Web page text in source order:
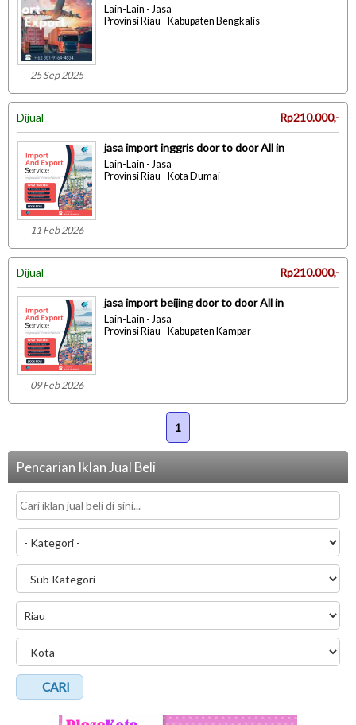
25 Sep 2025
Lain-Lain - Jasa
Provinsi Riau - Kabupaten Bengkalis
Dijual Rp210.000,-
11 Feb 2026
jasa import inggris door to door All in
Lain-Lain - Jasa
Provinsi Riau - Kota Dumai
Dijual Rp210.000,-
09 Feb 2026
jasa import beijing door to door All in
Lain-Lain - Jasa
Provinsi Riau - Kabupaten Kampar
1
Pencarian Iklan Jual Beli
CARI